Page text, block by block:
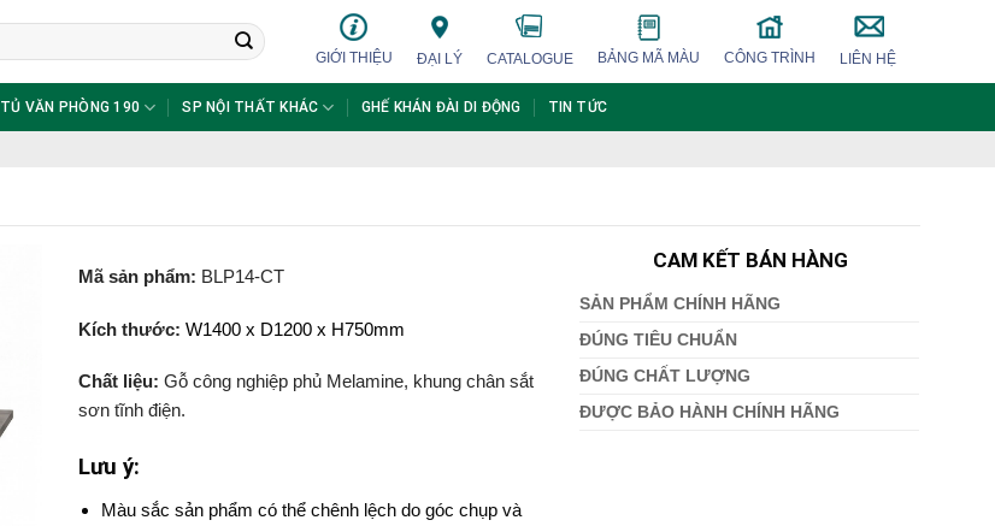
GIỚI THIỆU ĐẠI LÝ CATALOGUE BẢNG MÃ MÀU CÔNG TRÌNH LIÊN HỆ
TỦ VĂN PHÒNG 190 SP NỘI THẤT KHÁC GHẾ KHÁN ĐÀI DI ĐỘNG TIN TỨC
Mã sản phẩm: BLP14-CT
Kích thước: W1400 x D1200 x H750mm
Chất liệu: Gỗ công nghiệp phủ Melamine, khung chân sắt
sơn tĩnh điện.
Lưu ý:
Màu sắc sản phẩm có thể chênh lệch do góc chụp và
CAM KẾT BÁN HÀNG
SẢN PHẨM CHÍNH HÃNG
ĐÚNG TIÊU CHUẨN
ĐÚNG CHẤT LƯỢNG
ĐƯỢC BẢO HÀNH CHÍNH HÃNG